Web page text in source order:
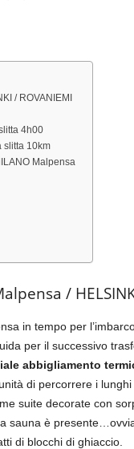
/ ROVANIEMI
4h00
slitta 10km
Malpensa
/
in tempo per
per il successivo
abbigliamento
di percorrere i
suite decorate con
sauna è
di blocchi di ghiaccio.